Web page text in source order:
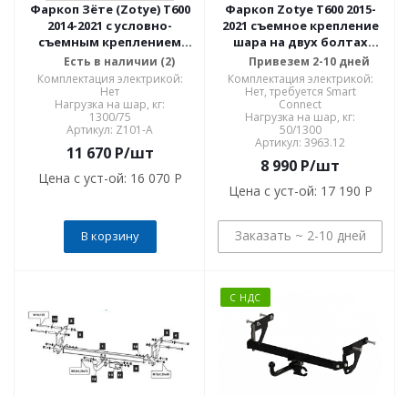
Фаркоп Зёте (Zotye) T600
2014-2021 с условно-
съемным креплением
шара (на 2 болтах) Z101-A
Есть в наличии (2)
Комплектация электрикой:
Нет
Нагрузка на шар, кг:
1300/75
Артикул: Z101-A
11 670P/шт
Цена с уст-ой: 16 070 P
В корзину
Фаркоп Zotye T600 2015-
2021 съемное крепление
шара на двух болтах
3963.12
Привезем 2-10 дней
Комплектация электрикой:
Нет, требуется Smart
Connect
Нагрузка на шар, кг:
50/1300
Артикул: 3963.12
8 990 P/шт
Цена с уст-ой: 17 190 P
Заказать ~ 2-10 дней
С НДС